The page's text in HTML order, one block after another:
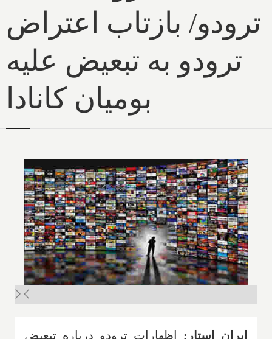
ترودو/ بازتاب اعتراض
ترودو به تبعیض علیه
بومیان کانادا
ایران استار: اظهارات ترودو درباره تبعیض